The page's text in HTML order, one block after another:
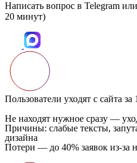
Написать вопрос в Telegram
20 минут)
Пользователи уходят с сайта за
Не находят нужное сразу —
Причины: слабые тексты,
дизайна
Потери — до 40% заявок из-за